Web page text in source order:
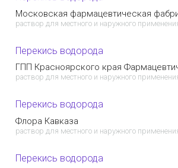
Московская фармацевтическая
раствор для местного и наружного
Перекись водорода
ГПП Красноярского края
раствор для местного и наружного
Перекись водорода
Флора Кавказа
раствор для местного и наружного
Перекись водорода